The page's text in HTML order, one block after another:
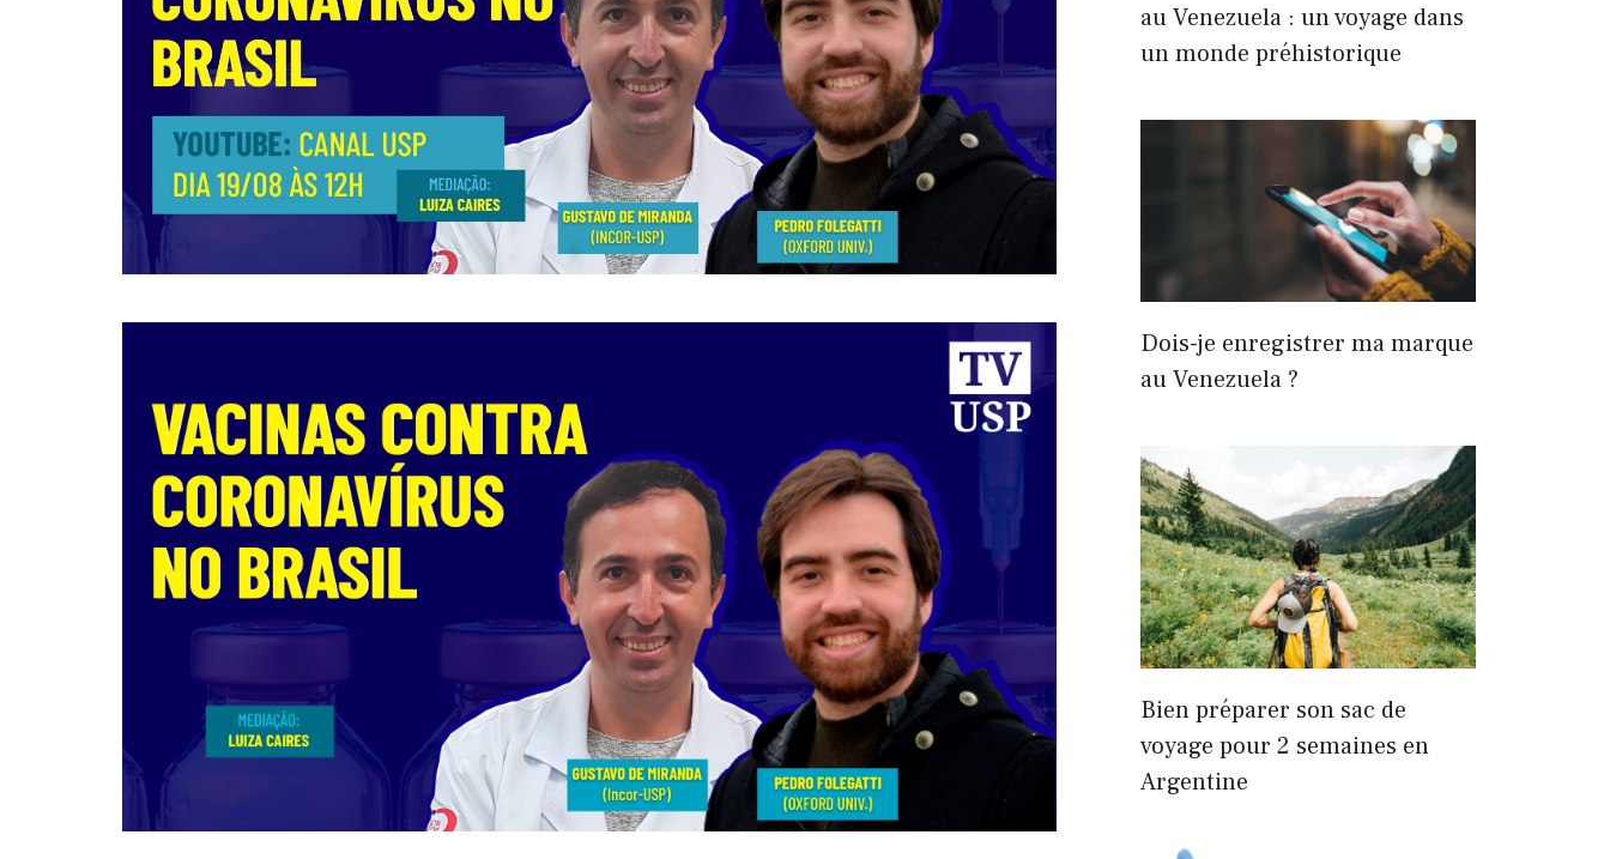
au Venezuela : un voyage dans
un monde préhistorique
Dois-je enregistrer ma marque
au Venezuela ?
Bien préparer son sac de
voyage pour 2 semaines en
Argentine